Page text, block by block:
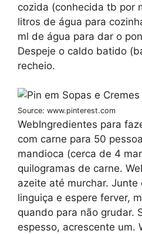
cozida (conhecida tb por
litros de água para
ml de água para dar o
Despeje o caldo batido
recheio.
Source: www.pinterest.com
WebIngredientes para
com carne para 50
mandioca (cerca de 4
quilogramas de carne.
azeite até murchar. Junte
linguiça e espere ferver,
quando para não grudar.
espesso, acrescente um.